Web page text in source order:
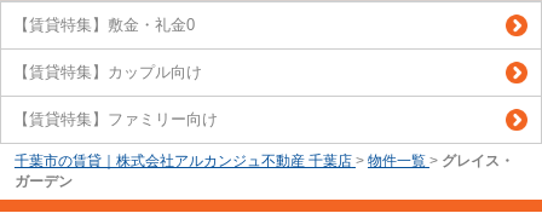
【賃貸特集】敷金・礼金0
【賃貸特集】カップル向け
【賃貸特集】ファミリー向け
千葉市の賃貸｜株式会社アルカンジュ不動産 千葉店 > 物件一覧 > グレイス・
ガーデン